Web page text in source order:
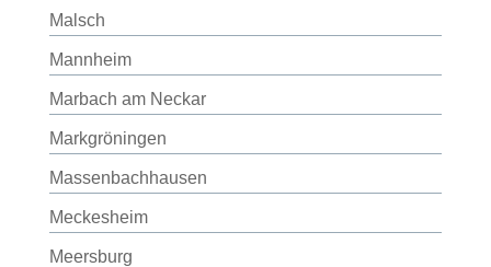
Malsch
Mannheim
Marbach am Neckar
Markgröningen
Massenbachhausen
Meckesheim
Meersburg